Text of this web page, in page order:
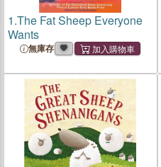
1.The Fat Sheep Everyone
Wants
無庫存